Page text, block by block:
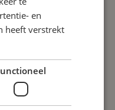
en
heeft verstrekt